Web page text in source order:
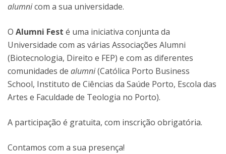
alumnicom a sua universidade.
O Alumni Fest é uma iniciativa conjunta da
Universidade com as várias Associações Alumni
(Biotecnologia, Direito e FEP) e com as diferentes
comunidades de alumni(Católica Porto Business
School, Instituto de Ciências da Saúde Porto, Escola das
Artes e Faculdade de Teologia no Porto).
A participação é gratuita, com inscrição obrigatória.
Contamos com a sua presença!